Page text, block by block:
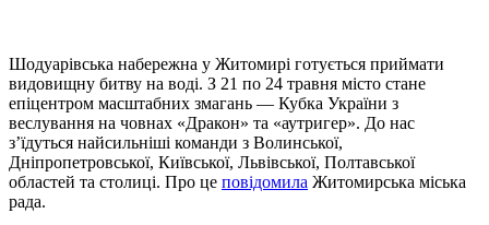
Шодуарівська набережна у Житомирі готується приймати
видовищну битву на воді. З 21 по 24 травня місто стане
епіцентром масштабних змагань — Кубка України з
веслування на човнах «Дракон» та «аутригер». До нас
з’їдуться найсильніші команди з Волинської,
Дніпропетровської, Київської, Львівської, Полтавської
областей та столиці. Про це повідомила Житомирська міська
рада.